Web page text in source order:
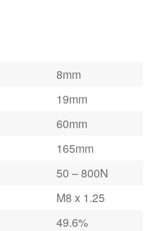
8mm
19mm
60mm
165mm
50 – 800N
M8 x 1.25
49.6%